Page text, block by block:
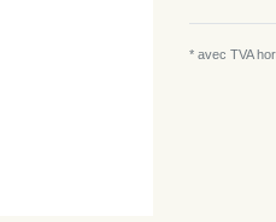
* avec TVA